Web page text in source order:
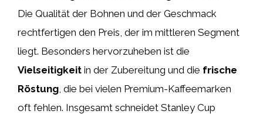
Die Qualität der Bohnen und der Geschmack
rechtfertigen den Preis, der im mittleren Segment
liegt. Besonders hervorzuheben ist die
Vielseitigkeit in der Zubereitung und die frische
Röstung, die bei vielen Premium-Kaffeemarken
oft fehlen. Insgesamt schneidet Stanley Cup